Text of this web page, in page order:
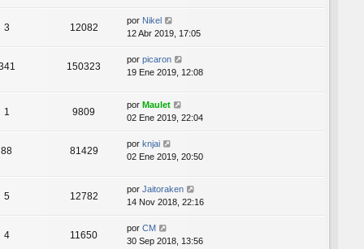
3 12082
por Nikel
12 Abr 2019, 17:05
150323
por picaron
19 Ene 2019, 12:08
1 9809
por Maulet
02 Ene 2019, 22:04
88 81429
por knjai
02 Ene 2019, 20:50
5 12782
por Jaitoraken
14 Nov 2018, 22:16
4 11650
por CM
30 Sep 2018, 13:56